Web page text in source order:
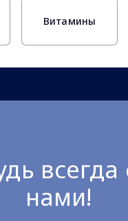
Витамины
всегда
нами!